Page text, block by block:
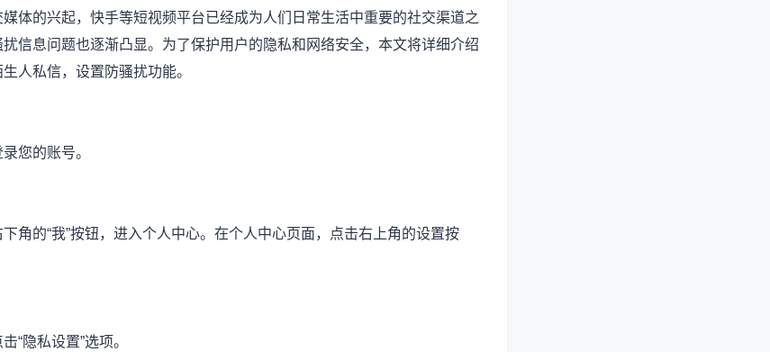
体的兴起，快手等短视频平台已经成为人们日常生活中重要的社交渠道之
信息问题也逐渐凸显。为了保护用户的隐私和网络安全，本文将详细介绍
人私信，设置防骚扰功能。
您的账号。
角的“我”按钮，进入个人中心。在个人中心页面，点击右上角的设置按
“隐私设置”选项。